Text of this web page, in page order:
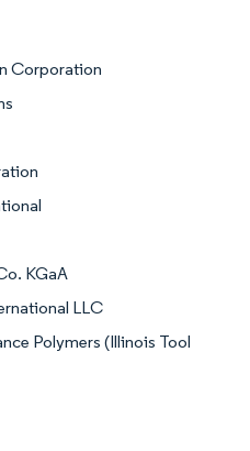
Corporation
KGaA
LLC
Polymers (Illinois Tool